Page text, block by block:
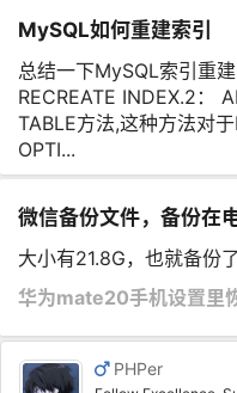
MySQL如何重建索引
总结一下MySQL索引重
RECREATE INDEX.2：
TABLE方法,这种方法对
OPTI...
微信备份文件，备份在
大小有21.8G，也就备份
华为mate20手机设置里
PHPer